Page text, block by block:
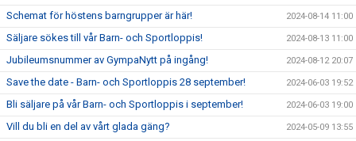
Schemat för höstens barngrupper är här! 2024-08-14 11:00
Säljare sökes till vår Barn- och Sportloppis! 2024-08-13 11:00
Jubileumsnummer av GympaNytt på ingång! 2024-08-12 20:07
Save the date - Barn- och Sportloppis 28 september! 2024-06-03 19:52
Bli säljare på vår Barn- och Sportloppis i september! 2024-06-03 19:00
Vill du bli en del av vårt glada gäng? 2024-05-09 13:55